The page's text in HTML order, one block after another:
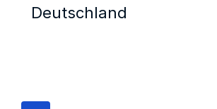
Deutschland